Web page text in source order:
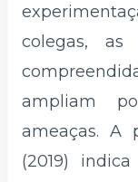
colegas, as
ampliam
ameaças. A
(2019)